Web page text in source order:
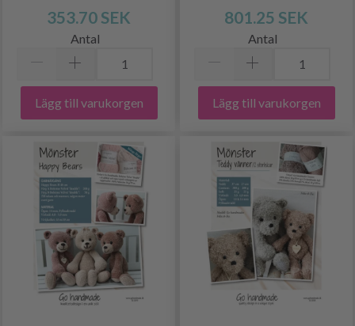
353.70 SEK
Antal
Lägg till varukorgen
801.25 SEK
Antal
Lägg till varukorgen